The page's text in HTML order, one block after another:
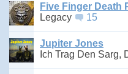
Five Finger Death
Legacy
15
Jupiter Jones
Ich Trag Den Sarg,